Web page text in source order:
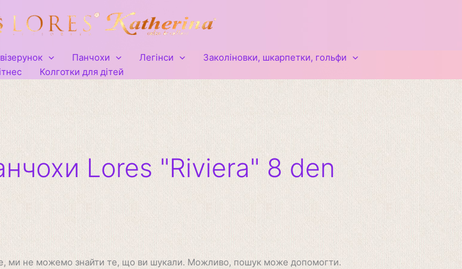
Панчохи Легінси
Заколіновки, шкарпетки, гольфи
Колготки для дітей
Lores "Riviera" 8 den
ми не можемо знайти те, що ви шукали. Можливо, пошук може допомогти.